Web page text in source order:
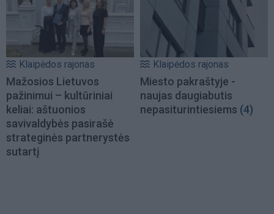
Klaipėdos rajonas
Mažosios Lietuvos
pažinimui – kultūriniai
keliai: aštuonios
savivaldybės pasirašė
strateginės partnerystės
sutartį
Klaipėdos rajonas
Miesto pakraštyje -
naujas daugiabutis
nepasiturintiesiems (4)